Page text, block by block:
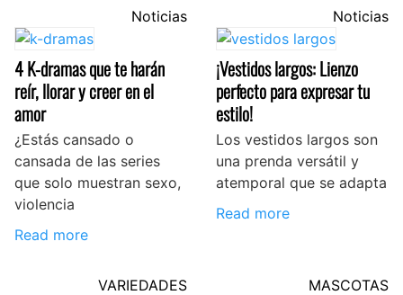
Noticias
4 K-dramas que te harán
reír, llorar y creer en el
amor
¿Estás cansado o
cansada de las series
que solo muestran sexo,
violencia
Read more
Noticias
¡Vestidos largos: Lienzo
perfecto para expresar tu
estilo!
Los vestidos largos son
una prenda versátil y
atemporal que se adapta
Read more
VARIEDADES MASCOTAS